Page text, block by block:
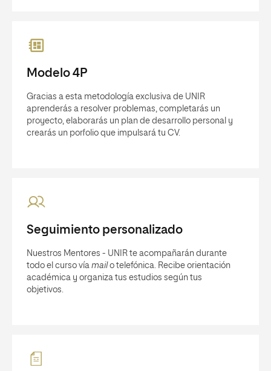
Modelo 4P
Gracias a esta metodología exclusiva de UNIR
aprenderás a resolver problemas, completarás un
proyecto, elaborarás un plan de desarrollo personal y
crearás un porfolio que impulsará tu CV.
Seguimiento personalizado
Nuestros Mentores - UNIR te acompañarán durante
todo el curso vía mailo telefónica. Recibe orientación
académica y organiza tus estudios según tus
objetivos.